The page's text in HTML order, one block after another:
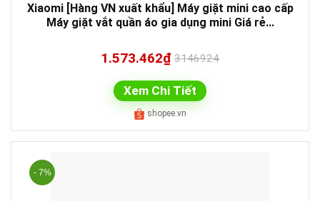
Xiaomi [Hàng VN xuất khẩu] Máy giặt mini cao cấp
Máy giặt vắt quần áo gia dụng mini Giá rẻ...
1.573.462₫ 3146924
Xem Chi Tiết
shopee.vn
- 7%